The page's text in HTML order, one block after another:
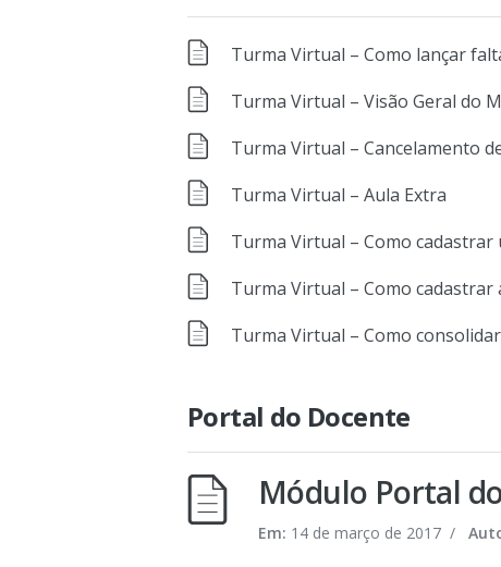
Turma Virtual – Como lançar
Turma Virtual – Visão Geral do
Turma Virtual – Cancelamento
Turma Virtual – Aula Extra
Turma Virtual – Como cadastrar
Turma Virtual – Como cadastrar
Turma Virtual – Como
Portal do Docente
Módulo Portal
Em: 14 de março de 2017 /